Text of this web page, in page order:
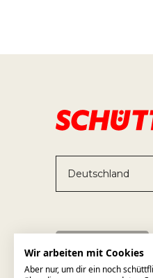
Deutschland
Wir arbeiten mit Cookies
Aber nur, um dir ein noch